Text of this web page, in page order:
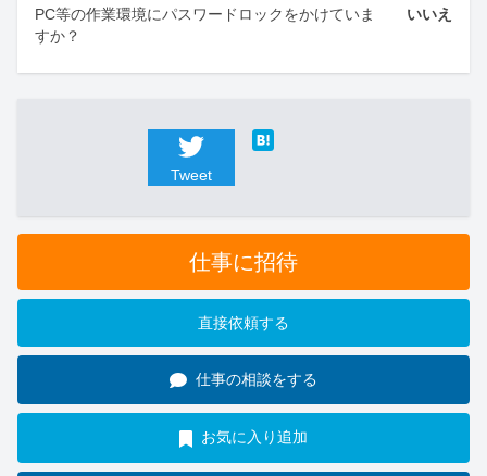
PC等の作業環境にパスワードロックをかけていま
すか？
いいえ
Tweet
仕事に招待
直接依頼する
仕事の相談をする
お気に入り追加